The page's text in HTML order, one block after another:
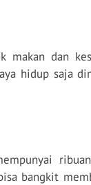
makan dan
hidup saja
bangkit